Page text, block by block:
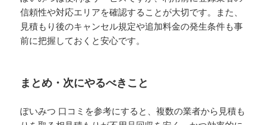
信頼性や対応エリアを確認することが大切です。また、
見積もり後のキャンセル規定や追加料金の発生条件も事
前に把握しておくと安心です。
まとめ・次にやるべきこと
ぽいみつ 口コミを参考にすると、複数の業者から見積も